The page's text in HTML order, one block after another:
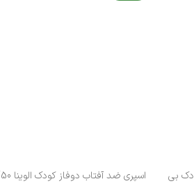
بی‌
اسپری ضد آفتاب دوفاز کودک الوینا SPF50